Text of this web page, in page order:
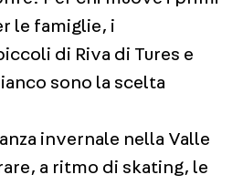
le famiglie, i
di Riva di Tures e
sono la scelta
invernale nella Valle
a ritmo di skating, le